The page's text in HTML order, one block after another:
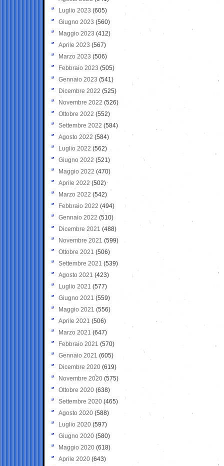
Luglio 2023 (605)
Giugno 2023 (560)
Maggio 2023 (412)
Aprile 2023 (567)
Marzo 2023 (506)
Febbraio 2023 (505)
Gennaio 2023 (541)
Dicembre 2022 (525)
Novembre 2022 (526)
Ottobre 2022 (552)
Settembre 2022 (584)
Agosto 2022 (584)
Luglio 2022 (562)
Giugno 2022 (521)
Maggio 2022 (470)
Aprile 2022 (502)
Marzo 2022 (542)
Febbraio 2022 (494)
Gennaio 2022 (510)
Dicembre 2021 (488)
Novembre 2021 (599)
Ottobre 2021 (506)
Settembre 2021 (539)
Agosto 2021 (423)
Luglio 2021 (577)
Giugno 2021(559)
Maggio 2021 (556)
Aprile 2021 (506)
Marzo 2021 (647)
Febbraio 2021 (570)
Gennaio 2021 (605)
Dicembre 2020 (619)
Novembre 2020 (575)
Ottobre 2020 (638)
Settembre 2020(465)
Agosto 2020 (588)
Luglio 2020 (597)
Giugno 2020 (580)
Maggio 2020 (618)
Aprile 2020 (643)